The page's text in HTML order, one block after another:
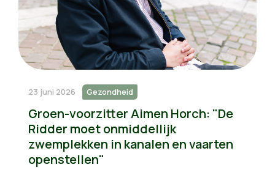
23 juni 2026 Gezondheid
Groen-voorzitter Aimen Horch: "De
Ridder moet onmiddellijk
zwemplekken in kanalen en vaarten
openstellen"